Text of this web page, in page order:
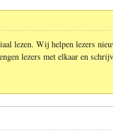
lezen. Wij helpen lezers
lezers met elkaar en